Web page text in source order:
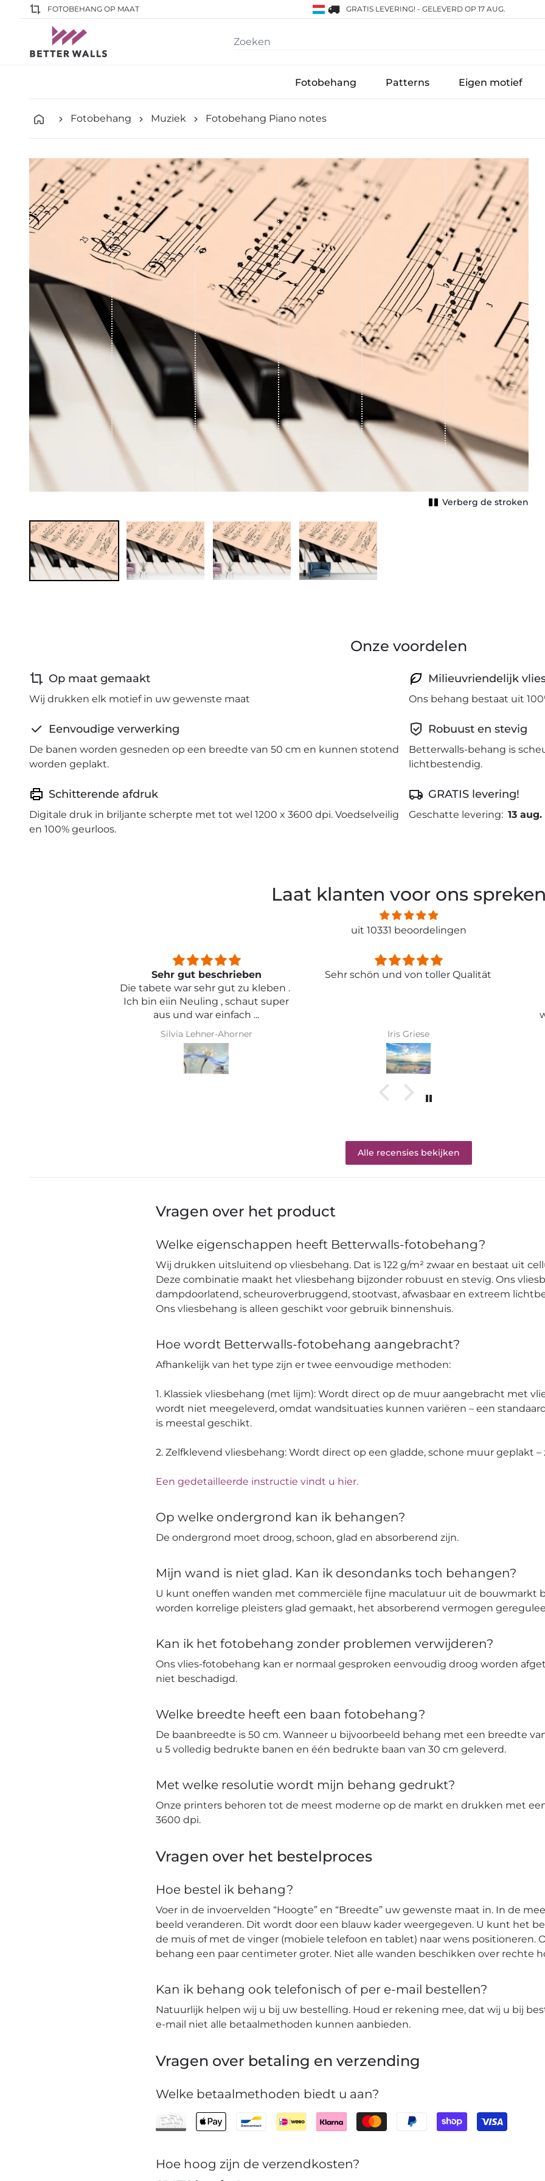
FOTOBEHANG OP MAAT GRATIS LEVERING! - GELEVERD OP 17 AUG.
Fotobehang Patterns Eigen motief
Fotobehang Muziek Fotobehang Piano notes
Verberg de stroken
Onze voordelen
Op maat gemaakt
Wij drukken elk motief in uw gewenste maat
Milieuvriendelijk
Ons behang bestaat uit
Eenvoudige verwerking
De banen worden gesneden op een breedte van 50 cm en kunnen stotend
worden geplakt.
Robuust en stevig
Betterwalls-behang is
lichtbestendig.
Schitterende afdruk
Digitale druk in briljante scherpte met tot wel 1200 x 3600 dpi. Voedselveilig
en 100% geurloos.
GRATIS levering!
Geschatte levering: 13 aug.
Laat klanten voor ons spreken
uit 10331 beoordelingen
Sehr schön und von toller Qualität
Iris Griese
Entspricht genau meiner
Qualität .
Karin Bader
Alle recensies bekijken
Vragen over het product
Welke eigenschappen heeft Betterwalls-fotobehang?
Wij drukken uitsluitend op vliesbehang. Dat is 122 g/m² zwaar en bestaat uit
Deze combinatie maakt het vliesbehang bijzonder robuust en stevig. Ons
dampdoorlatend, scheuroverbruggend, stootvast, afwasbaar en extreem
Ons vliesbehang is alleen geschikt voor gebruik binnenshuis.
Hoe wordt Betterwalls-fotobehang aangebracht?
Afhankelijk van het type zijn er twee eenvoudige methoden:
1. Klassiek vliesbehang (met lijm): Wordt direct op de muur aangebracht met
wordt niet meegeleverd, omdat wandsituaties kunnen variëren – een
is meestal geschikt.
2. Zelfklevend vliesbehang: Wordt direct op een gladde, schone muur geplakt –
Een gedetailleerde instructie vindt u hier.
Op welke ondergrond kan ik behangen?
De ondergrond moet droog, schoon, glad en absorberend zijn.
Mijn wand is niet glad. Kan ik desondanks toch behangen?
U kunt oneffen wanden met commerciële fijne maculatuur uit de bouwmarkt
worden korrelige pleisters glad gemaakt, het absorberend vermogen
Kan ik het fotobehang zonder problemen verwijderen?
Ons vlies-fotobehang kan er normaal gesproken eenvoudig droog worden
niet beschadigd.
Welke breedte heeft een baan fotobehang?
De baanbreedte is 50 cm. Wanneer u bijvoorbeeld behang met een breedte
u 5 volledig bedrukte banen en één bedrukte baan van 30 cm geleverd.
Met welke resolutie wordt mijn behang gedrukt?
Onze printers behoren tot de meest moderne op de markt en drukken met
3600 dpi.
Vragen over het bestelproces
Hoe bestel ik behang?
Voer in de invoervelden “Hoogte” en “Breedte” uw gewenste maat in. In de
beeld veranderen. Dit wordt door een blauw kader weergegeven. U kunt het
de muis of met de vinger (mobiele telefoon en tablet) naar wens positioneren.
behang een paar centimeter groter. Niet alle wanden beschikken over rechte
Kan ik behang ook telefonisch of per e-mail bestellen?
Natuurlijk helpen wij u bij uw bestelling. Houd er rekening mee, dat wij u bij
e-mail niet alle betaalmethoden kunnen aanbieden.
Vragen over betaling en verzending
Welke betaalmethoden biedt u aan?
Hoe hoog zijn de verzendkosten?